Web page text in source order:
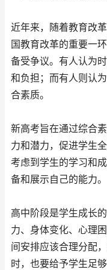
近年来，随着教育改
国教育改革的重要一
备受争议。有人认为
和负担；而有人则认
合素质。
新高考旨在通过综合
力和潜力，促进学生
考虑到学生的学习和
备和展示自己的能力。
高中阶段是学生成长
力、身体变化、心理
间安排应该合理分配
时，也要给予学生足